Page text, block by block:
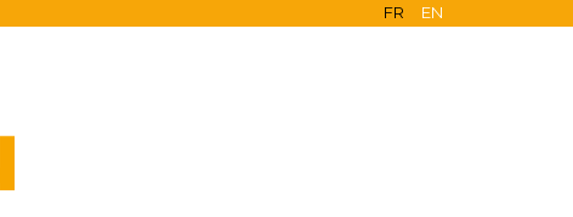
FR EN